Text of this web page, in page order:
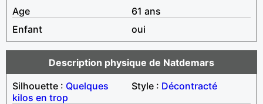
Age
61 ans
Enfant
oui
Description physique de Natdemars
Silhouette : Quelques
kilos en trop
Style : Décontracté